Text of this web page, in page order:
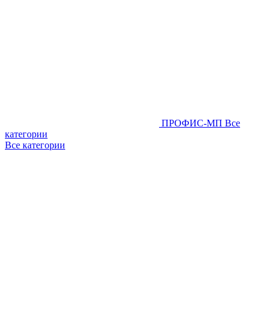
ПРОФИС-МП Все
категории
Все категории